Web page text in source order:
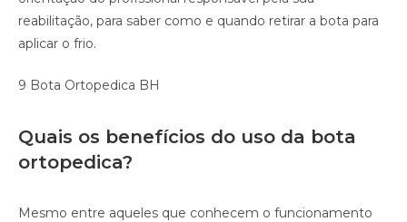
reabilitação, para saber como e quando retirar a bota para
aplicar o frio.
9 Bota Ortopedica BH
Quais os benefícios do uso da bota
ortopedica?
Mesmo entre aqueles que conhecem o funcionamento